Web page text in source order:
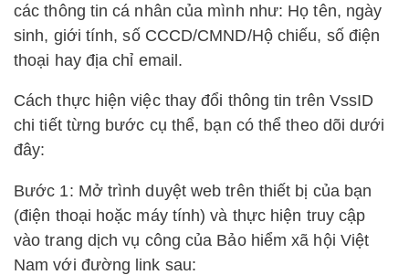
các thông tin cá nhân của mình như: Họ tên, ngày
sinh, giới tính, số CCCD/CMND/Hộ chiếu, số điện
thoại hay địa chỉ email.
Cách thực hiện việc thay đổi thông tin trên VssID
chi tiết từng bước cụ thể, bạn có thể theo dõi dưới
đây:
Bước 1: Mở trình duyệt web trên thiết bị của bạn
(điện thoại hoặc máy tính) và thực hiện truy cập
vào trang dịch vụ công của Bảo hiểm xã hội Việt
Nam với đường link sau: